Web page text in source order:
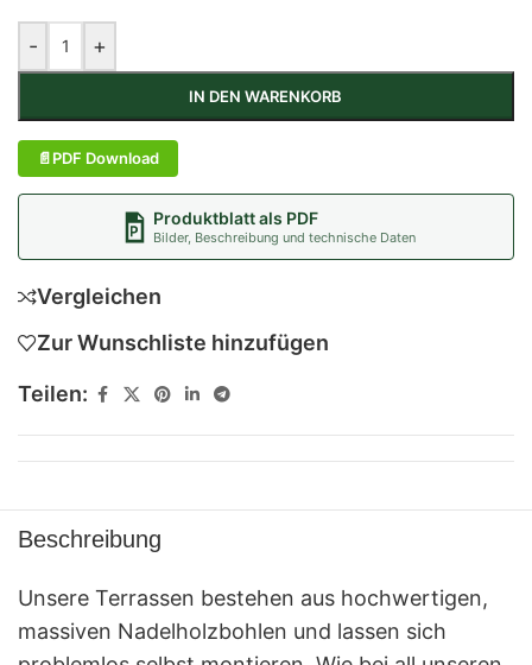
- +
IN DEN WARENKORB
PDF Download
Produktblatt als PDF
Bilder, Beschreibung und technische Daten
Vergleichen
Zur Wunschliste hinzufügen
Teilen:
Beschreibung
Unsere Terrassen bestehen aus hochwertigen,
massiven Nadelholzbohlen und lassen sich